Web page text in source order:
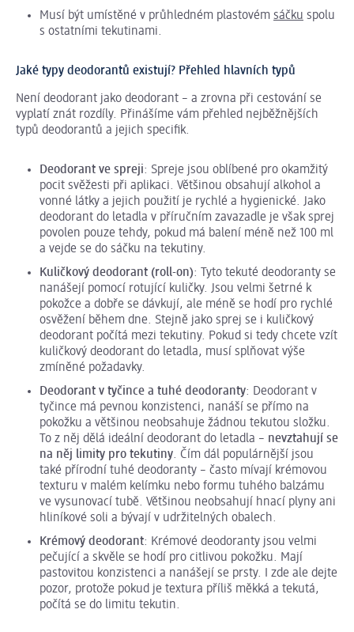
Musí být umístěné v průhledném plastovém sáčku spolu
s ostatními tekutinami.
Jaké typy deodorantů existují? Přehled hlavních typů
Není deodorant jako deodorant – a zrovna při cestování se
vyplatí znát rozdíly. Přinášíme vám přehled nejběžnějších
typů deodorantů a jejich specifik.
Deodorant ve spreji: Spreje jsou oblíbené pro okamžitý
pocit svěžesti při aplikaci. Většinou obsahují alkohol a
vonné látky a jejich použití je rychlé a hygienické. Jako
deodorant do letadla v příručním zavazadle je však sprej
povolen pouze tehdy, pokud má balení méně než 100 ml
a vejde se do sáčku na tekutiny.
Kuličkový deodorant (roll-on): Tyto tekuté deodoranty se
nanášejí pomocí rotující kuličky. Jsou velmi šetrné k
pokožce a dobře se dávkují, ale méně se hodí pro rychlé
osvěžení během dne. Stejně jako sprej se i kuličkový
deodorant počítá mezi tekutiny. Pokud si tedy chcete vzít
kuličkový deodorant do letadla, musí splňovat výše
zmíněné požadavky.
Deodorant v tyčince a tuhé deodoranty: Deodorant v
tyčince má pevnou konzistenci, nanáší se přímo na
pokožku a většinou neobsahuje žádnou tekutou složku.
To z něj dělá ideální deodorant do letadla – nevztahují se
na něj limity pro tekutiny. Čím dál populárnější jsou
také přírodní tuhé deodoranty – často mívají krémovou
texturu v malém kelímku nebo formu tuhého balzámu
ve vysunovací tubě. Většinou neobsahují hnací plyny ani
hliníkové soli a bývají v udržitelných obalech.
Krémový deodorant: Krémové deodoranty jsou velmi
pečující a skvěle se hodí pro citlivou pokožku. Mají
pastovitou konzistenci a nanášejí se prsty. I zde ale dejte
pozor, protože pokud je textura příliš měkká a tekutá,
počítá se do limitu tekutin.